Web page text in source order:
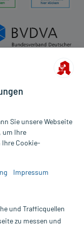
für
Arzt. Bitte
Webseite benutzt
Hinweise in
einer Bestellung
Sie unsere Webseite
um Ihre
Ihre Cookie-
Impressum
und Trafficquellen
zu messen und